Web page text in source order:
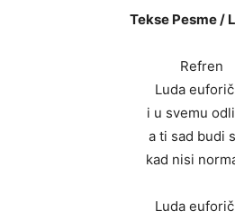
Tekse Pesme /
Refren
Luda
i u svemu
a ti sad budi
kad nisi
Luda